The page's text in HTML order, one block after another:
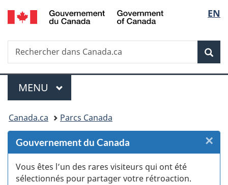
Passer
au
des
Passer
au
principal
Passer
à
Au
du
Passer
à
version
simplifiée
de
la
EN
Recherche
Rechercher
dans
Menu
MENU PRINCIPAL
Vous
êtes
ici :
Canada.ca Parcs Canada
Gouvernement du Canada
Vous êtes l’un des rares visiteurs qui ont été
sélectionnés pour partager votre rétroaction.
×